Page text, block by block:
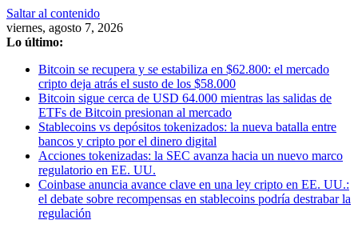
Saltar al contenido
viernes, agosto 7, 2026
Lo último:
Bitcoin se recupera y se estabiliza en $62.800: el mercado
cripto deja atrás el susto de los $58.000
Bitcoin sigue cerca de USD 64.000 mientras las salidas de
ETFs de Bitcoin presionan al mercado
Stablecoins vs depósitos tokenizados: la nueva batalla entre
bancos y cripto por el dinero digital
Acciones tokenizadas: la SEC avanza hacia un nuevo marco
regulatorio en EE. UU.
Coinbase anuncia avance clave en una ley cripto en EE. UU.:
el debate sobre recompensas en stablecoins podría destrabar la
regulación